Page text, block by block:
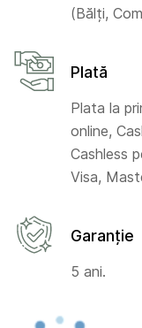
(Bălți,
Plată
Plata la
online,
Cashless
Visa,
Garanție
5 ani.